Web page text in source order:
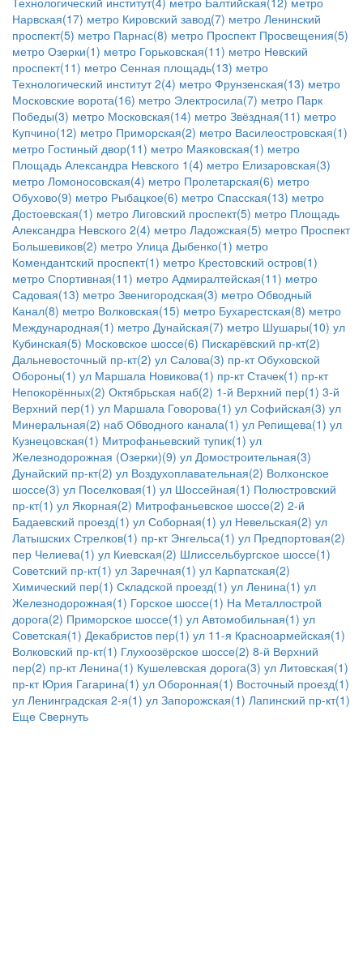
Нарвская(17) метро Кировский завод(7) метро Ленинский
проспект(5) метро Парнас(8) метро Проспект Просвещения(5)
метро Озерки(1) метро Горьковская(11) метро Невский
проспект(11) метро Сенная площадь(13) метро
Технологический институт 2(4) метро Фрунзенская(13) метро
Московские ворота(16) метро Электросила(7) метро Парк
Победы(3) метро Московская(14) метро Звёздная(11) метро
Купчино(12) метро Приморская(2) метро Василеостровская(1)
метро Гостиный двор(11) метро Маяковская(1) метро
Площадь Александра Невского 1(4) метро Елизаровская(3)
метро Ломоносовская(4) метро Пролетарская(6) метро
Обухово(9) метро Рыбацкое(6) метро Спасская(13) метро
Достоевская(1) метро Лиговский проспект(5) метро Площадь
Александра Невского 2(4) метро Ладожская(5) метро Проспект
Большевиков(2) метро Улица Дыбенко(1) метро
Комендантский проспект(1) метро Крестовский остров(1)
метро Спортивная(11) метро Адмиралтейская(11) метро
Садовая(13) метро Звенигородская(3) метро Обводный
Канал(8) метро Волковская(15) метро Бухарестская(8) метро
Международная(1) метро Дунайская(7) метро Шушары(10) ул
Кубинская(5) Московское шоссе(6) Пискарёвский пр-кт(2)
Дальневосточный пр-кт(2) ул Салова(3) пр-кт Обуховской
Обороны(1) ул Маршала Новикова(1) пр-кт Стачек(1) пр-кт
Непокорённых(2) Октябрьская наб(2) 1-й Верхний пер(1) 3-й
Верхний пер(1) ул Маршала Говорова(1) ул Софийская(3) ул
Минеральная(2) наб Обводного канала(1) ул Репищева(1) ул
Кузнецовская(1) Митрофаньевский тупик(1) ул
Железнодорожная (Озерки)(9) ул Домостроительная(3)
Дунайский пр-кт(2) ул Воздухоплавательная(2) Волхонское
шоссе(3) ул Поселковая(1) ул Шоссейная(1) Полюстровский
пр-кт(1) ул Якорная(2) Митрофаньевское шоссе(2) 2-й
Бадаевский проезд(1) ул Соборная(1) ул Невельская(2) ул
Латышских Стрелков(1) пр-кт Энгельса(1) ул Предпортовая(2)
пер Челиева(1) ул Киевская(2) Шлиссельбургское шоссе(1)
Советский пр-кт(1) ул Заречная(1) ул Карпатская(2)
Химический пер(1) Складской проезд(1) ул Ленина(1) ул
Железнодорожная(1) Горское шоссе(1) На Металлострой
дорога(2) Приморское шоссе(1) ул Автомобильная(1) ул
Советская(1) Декабристов пер(1) ул 11-я Красноармейская(1)
Волковский пр-кт(1) Глухоозёрское шоссе(2) 8-й Верхний
пер(2) пр-кт Ленина(1) Кушелевская дорога(3) ул Литовская(1)
пр-кт Юрия Гагарина(1) ул Оборонная(1) Восточный проезд(1)
ул Ленинградская 2-я(1) ул Запорожская(1) Лапинский пр-кт(1)
Еще Свернуть